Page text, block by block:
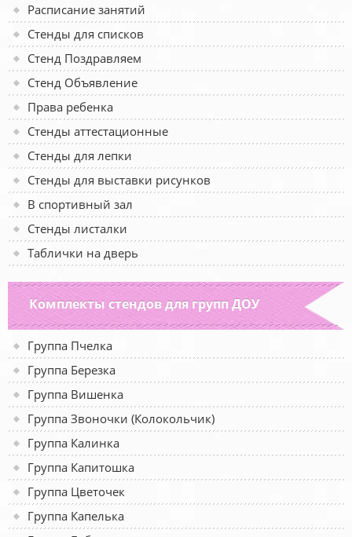
Расписание занятий
Стенды для списков
Стенд Поздравляем
Стенд Объявление
Права ребенка
Стенды аттестационные
Стенды для лепки
Стенды для выставки рисунков
В спортивный зал
Стенды листалки
Таблички на дверь
Комплекты стендов для групп ДОУ
Группа Пчелка
Группа Березка
Группа Вишенка
Группа Звоночки (Колокольчик)
Группа Калинка
Группа Капитошка
Группа Цветочек
Группа Капелька